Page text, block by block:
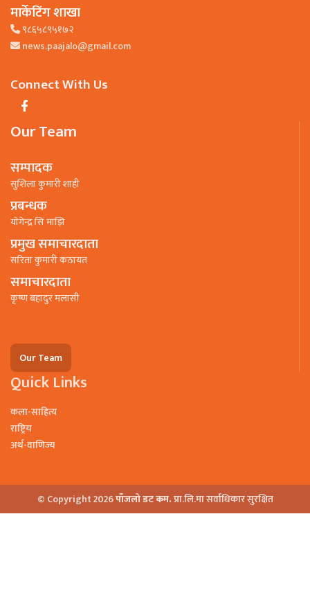
मार्केटिंग शाखा
९८६५८९५१७२
news.paajalo@gmail.com
Connect With Us
Our Team
सम्पादक
सुशिला कुमारी शाही
प्रबन्धक
याेगेन्द्र सिं माझि
प्रमुख समाचारदाता
सरिता कुमारी कठायत
समाचारदाता
कृष्ण बहादुर मलासी
Our Team
Quick Links
कला-साहित्य
राष्ट्रिय
अर्थ-वाणिज्य
© Copyright 2026पाँजलो डट कम.प्रा.लि.मा सर्वाधिकार सुरक्षित